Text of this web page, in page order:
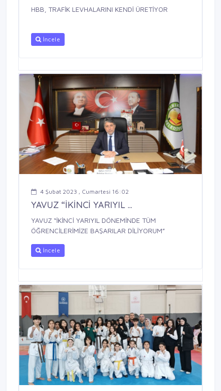
HBB, TRAFİK LEVHALARINI KENDİ ÜRETİYOR
İncele
4 Şubat 2023 , Cumartesi 16:02
YAVUZ “İKİNCİ YARIYIL ...
YAVUZ “İKİNCİ YARIYIL DÖNEMİNDE TÜM
ÖĞRENCİLERİMİZE BAŞARILAR DİLİYORUM”
İncele